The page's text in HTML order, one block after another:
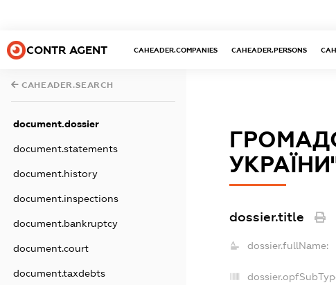
CONTR AGENT CAHEADER.COMPANIES CAHEADER.PERSONS
CAHEADER.SEARCH
document.dossier
document.statements
document.history
document.inspections
document.bankruptcy
document.court
document.taxdebts
dossier.title
dossier.fullName: